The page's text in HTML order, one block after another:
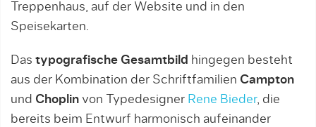
Treppenhaus, auf der Website und in den
Speisekarten.
Das typografische Gesamtbild hingegen besteht
aus der Kombination der Schriftfamilien Campton
und Choplin von Typedesigner Rene Bieder, die
bereits beim Entwurf harmonisch aufeinander